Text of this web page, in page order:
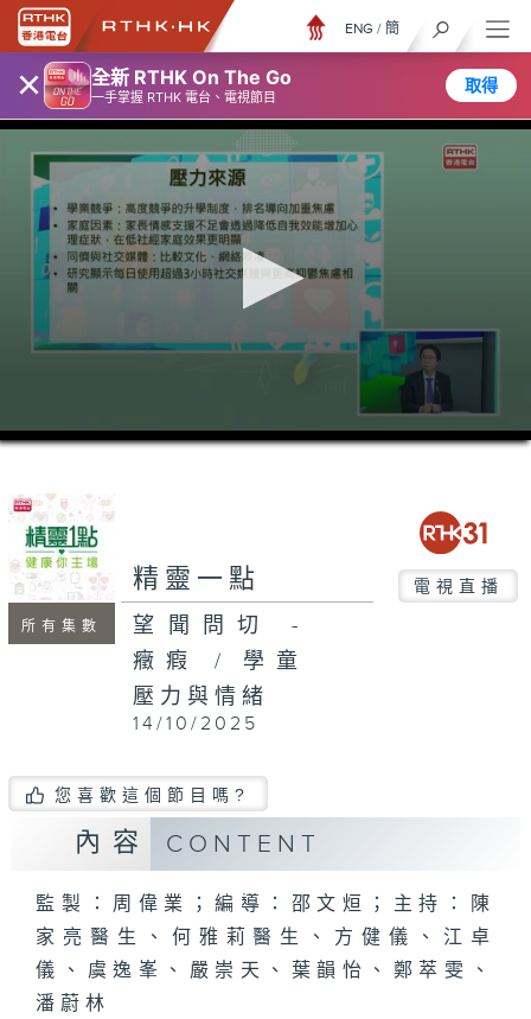
× 全新 RTHK On The Go
一手掌握 RTHK 電台、電視節目
取得
ENG / 簡
0
seconds
minutes,
seconds
所有集數
精靈一點 電視直播
望聞問切 -
癥瘕 / 學童
壓力與情緒
14/10/2025
您喜歡這個節目嗎?
內容 CONTENT
監製：周偉業；編導：邵文烜；主持：陳
家亮醫生、何雅莉醫生、方健儀、江卓
儀、虞逸峯、嚴崇天、葉韻怡、鄭萃雯、
潘蔚林